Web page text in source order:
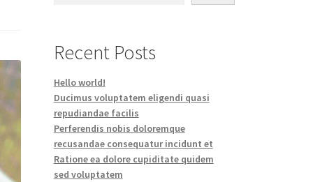
Recent Posts
Hello world!
Ducimus voluptatem eligendi quasi
repudiandae facilis
Perferendis nobis doloremque
recusandae consequatur incidunt et
Ratione ea dolore cupiditate quidem
sed voluptatem